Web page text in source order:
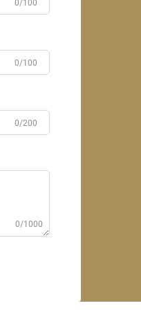
0/100
0/100
0/200
0/1000